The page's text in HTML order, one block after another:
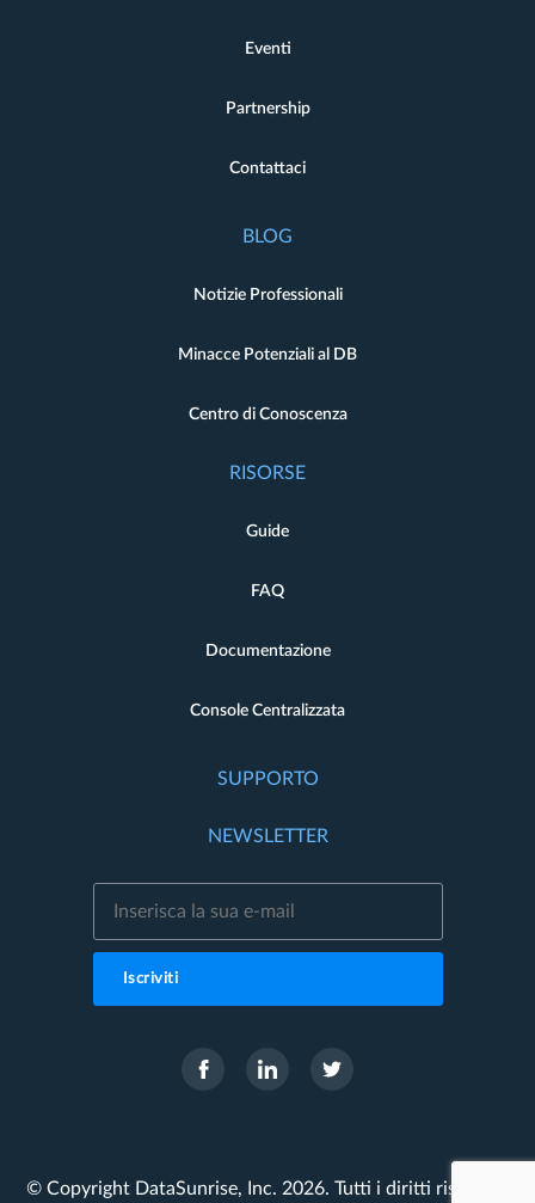
Eventi
Partnership
Contattaci
BLOG
Notizie Professionali
Minacce Potenziali al DB
Centro di Conoscenza
RISORSE
Guide
FAQ
Documentazione
Console Centralizzata
SUPPORTO
NEWSLETTER
Iscriviti
© Copyright DataSunrise, Inc. 2026. Tutti i diritti riservati.